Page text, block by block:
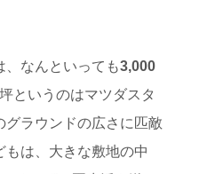
、なんといっても3,000
というのはマツダスタ
グラウンドの広さに匹敵
は、大きな敷地の中